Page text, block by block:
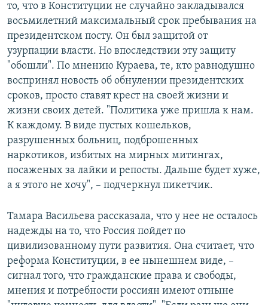
то, что в Конституции не случайно закладывался
восьмилетний максимальный срок пребывания на
президентском посту. Он был защитой от
узурпации власти. Но впоследствии эту защиту
"обошли". По мнению Кураева, те, кто равнодушно
воспринял новость об обнулении президентских
сроков, просто ставят крест на своей жизни и
жизни своих детей. "Политика уже пришла к нам.
К каждому. В виде пустых кошельков,
разрушенных больниц, подброшенных
наркотиков, избитых на мирных митингах,
посаженых за лайки и репосты. Дальше будет хуже,
а я этого не хочу", – подчеркнул пикетчик.
Тамара Васильева рассказала, что у нее не осталось
надежды на то, что Россия пойдет по
цивилизованному пути развития. Она считает, что
реформа Конституции, в ее нынешнем виде, –
сигнал того, что гражданские права и свободы,
мнения и потребности россиян имеют отныне